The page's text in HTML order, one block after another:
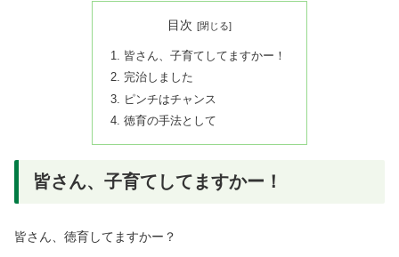
目次
皆さん、子育てしてますかー！
完治しました
ピンチはチャンス
徳育の手法として
皆さん、子育てしてますかー！
皆さん、徳育してますかー？